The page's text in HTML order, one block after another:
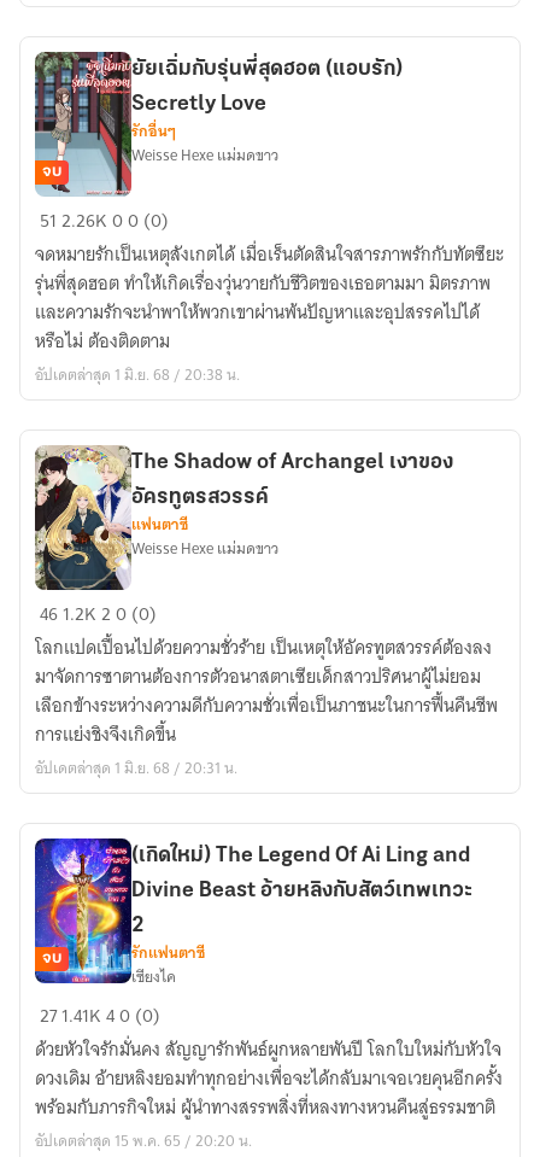
ยัย
กับ
รุ่น
พี่
สุด
ฮอต
รัก)
Secretly
Love
จบ
ยัยเฉิ่มกับรุ่นพี่สุดฮอต (แอบรัก)
Secretly Love
รักอื่นๆ
Weisse Hexe แม่มดขาว
512.26K00 (0)
จดหมายรักเป็นเหตุสังเกตได้ เมื่อเร็นตัดสินใจสารภาพรักกับทัตซึยะ
รุ่นพี่สุดฮอต ทำให้เกิดเรื่องวุ่นวายกับชีวิตของเธอตามมา มิตรภาพ
และความรักจะนำพาให้พวกเขาผ่านพ้นปัญหาและอุปสรรคไปได้
หรือไม่ ต้องติดตาม
อัปเดตล่าสุด 1 มิ.ย. 68 / 20:38 น.
The
Shadow
of
Archangel
เงา
ของ
อัคร
รส
วรรค์
The Shadow of Archangel เงาของ
อัครทูตรสวรรค์
แฟนตาซี
Weisse Hexe แม่มดขาว
461.2K20 (0)
โลกแปดเปื้อนไปด้วยความชั่วร้าย เป็นเหตุให้อัครทูตสวรรค์ต้องลง
มาจัดการซาตานต้องการตัวอนาสตาเซียเด็กสาวปริศนาผู้ไม่ยอม
เลือกข้างระหว่างความดีกับความชั่วเพื่อเป็นภาชนะในการฟื้นคืนชีพ
การแย่งชิงจึงเกิดขึ้น
อัปเดตล่าสุด 1 มิ.ย. 68 / 20:31 น.
ใหม่)
The
Legend
Of
Ai
จบ
(เกิดใหม่) The Legend Of Ai Ling and
Divine Beast อ้ายหลิงกับสัตว์เทพเทวะ
2
รักแฟนตาซี
เซียงไค
271.41K40 (0)
ด้วยหัวใจรักมั่นคง สัญญารักพันธ์ผูกหลายพันปี โลกใบใหม่กับหัวใจ
ดวงเดิม อ้ายหลิงยอมทำทุกอย่างเพื่อจะได้กลับมาเจอเวยคุนอีกครั้ง
พร้อมกับภารกิจใหม่ ผู้นำทางสรรพสิ่งที่หลงทางหวนคืนสู่ธรรมชาติ
อัปเดตล่าสุด 15 พ.ค. 65 / 20:20 น.